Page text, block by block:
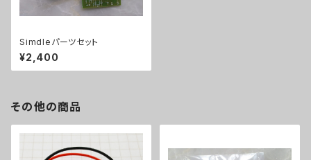
Simdleパーツセット
¥2,400
その他の商品